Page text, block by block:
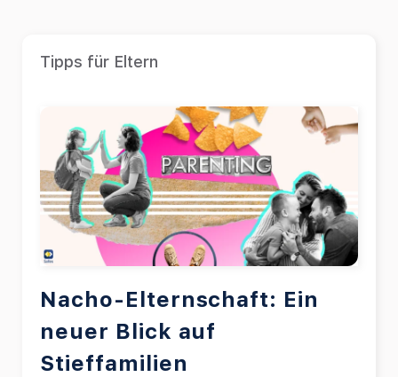
Tipps für Eltern
Nacho-Elternschaft: Ein
neuer Blick auf
Stieffamilien